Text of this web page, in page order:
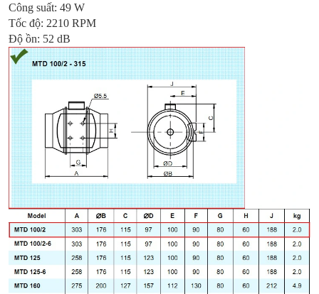
Công suất: 49 W
Tốc độ: 2210 RPM
Độ ồn: 52 dB